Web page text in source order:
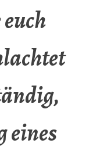
eines